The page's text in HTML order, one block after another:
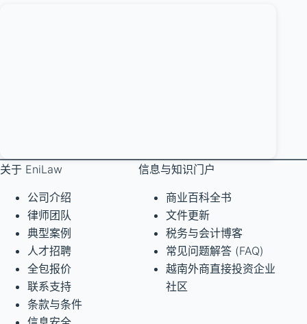
关于 EniLaw
公司介绍
律师团队
典型案例
人才招聘
全包报价
联系支持
条款与条件
信息与知识门户
商业百科全书
文件更新
税务与会计博客
常见问题解答 (FAQ)
越南外商直接投资企业
社区